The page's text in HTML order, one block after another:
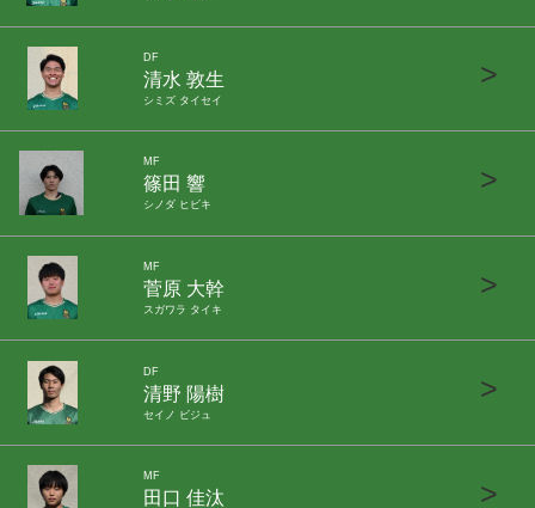
DF
清水 敦生
シミズ タイセイ
>
MF
篠田 響
シノダ ヒビキ
>
MF
菅原 大幹
スガワラ タイキ
>
DF
清野 陽樹
セイノ ビジュ
>
MF
田口 佳汰 >